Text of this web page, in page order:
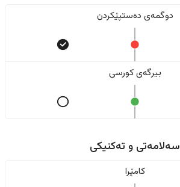
دوگمەی دەستپێکردن
بیرگەی کورسی
سەلامەتی و تەکنیکی
کامێرا